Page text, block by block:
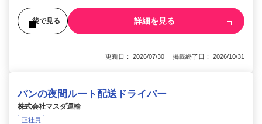
後で見る 詳細を見る
更新日： 2026/07/30 掲載終了日： 2026/10/31
パンの夜間ルート配送ドライバー
株式会社マスダ運輸
正社員